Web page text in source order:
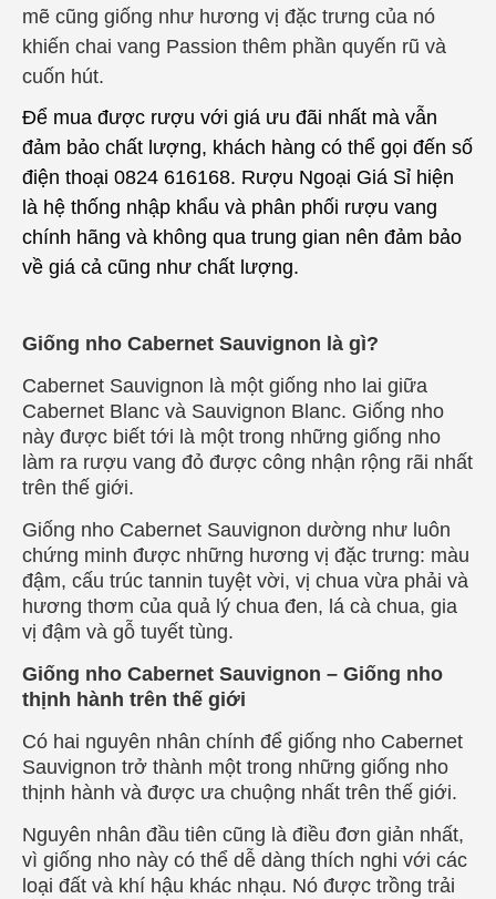
mẽ cũng giống như hương vị đặc trưng của nó
khiến chai vang Passion thêm phần quyến rũ và
cuốn hút.
Để mua được rượu với giá ưu đãi nhất mà vẫn
đảm bảo chất lượng, khách hàng có thể gọi đến số
điện thoại 0824 616168. Rượu Ngoại Giá Sỉ hiện
là hệ thống nhập khẩu và phân phối rượu vang
chính hãng và không qua trung gian nên đảm bảo
về giá cả cũng như chất lượng.
Giống nho Cabernet Sauvignon là gì?
Cabernet Sauvignon là một giống nho lai giữa
Cabernet Blanc và Sauvignon Blanc. Giống nho
này được biết tới là một trong những giống nho
làm ra rượu vang đỏ được công nhận rộng rãi nhất
trên thế giới.
Giống nho Cabernet Sauvignon dường như luôn
chứng minh được những hương vị đặc trưng: màu
đậm, cấu trúc tannin tuyệt vời, vị chua vừa phải và
hương thơm của quả lý chua đen, lá cà chua, gia
vị đậm và gỗ tuyết tùng.
Giống nho Cabernet Sauvignon – Giống nho
thịnh hành trên thế giới
Có hai nguyên nhân chính để giống nho Cabernet
Sauvignon trở thành một trong những giống nho
thịnh hành và được ưa chuộng nhất trên thế giới.
Nguyên nhân đầu tiên cũng là điều đơn giản nhất,
vì giống nho này có thể dễ dàng thích nghi với các
loại đất và khí hậu khác nhạu. Nó được trồng trải